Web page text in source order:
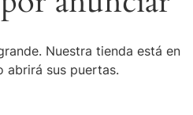
Nuestra tienda está en
abrirá sus puertas.